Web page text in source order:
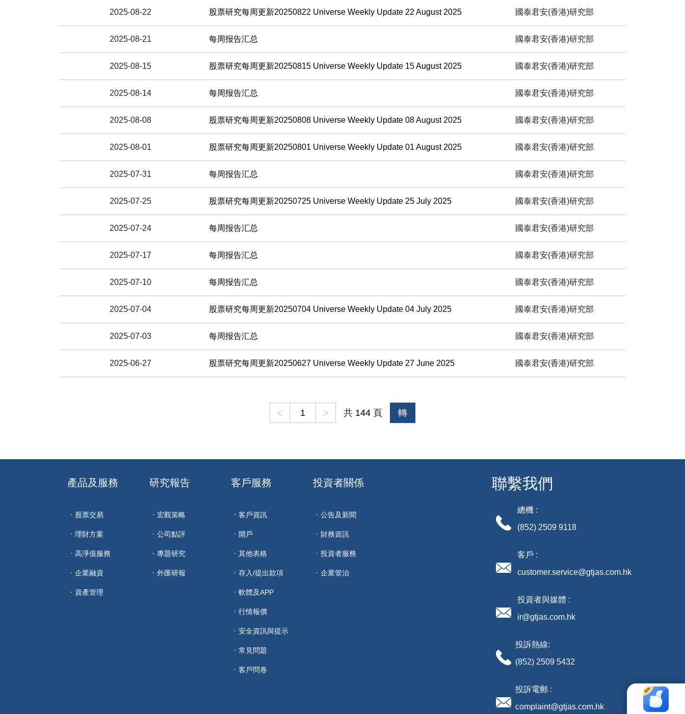
2025-08-22 股票研究每周更新20250822 Universe Weekly Update 22 August 2025 國泰君安(香港)研究部
2025-08-21 每周报告汇总 國泰君安(香港)研究部
2025-08-15 股票研究每周更新20250815 Universe Weekly Update 15 August 2025 國泰君安(香港)研究部
2025-08-14 每周报告汇总 國泰君安(香港)研究部
2025-08-08 股票研究每周更新20250808 Universe Weekly Update 08 August 2025 國泰君安(香港)研究部
2025-08-01 股票研究每周更新20250801 Universe Weekly Update 01 August 2025 國泰君安(香港)研究部
2025-07-31 每周报告汇总 國泰君安(香港)研究部
2025-07-25 股票研究每周更新20250725 Universe Weekly Update 25 July 2025 國泰君安(香港)研究部
2025-07-24 每周报告汇总 國泰君安(香港)研究部
2025-07-17 每周报告汇总 國泰君安(香港)研究部
2025-07-10 每周报告汇总 國泰君安(香港)研究部
2025-07-04 股票研究每周更新20250704 Universe Weekly Update 04 July 2025 國泰君安(香港)研究部
2025-07-03 每周报告汇总 國泰君安(香港)研究部
2025-06-27 股票研究每周更新20250627 Universe Weekly Update 27 June 2025 國泰君安(香港)研究部
< > 共 144 頁 轉
產品及服務
股票交易
理財方案
高淨值服務
企業融資
資產管理
研究報告
宏觀策略
公司點評
專題研究
外匯研報
客戶服務
客戶資訊
開戶
其他表格
存入/提出款項
軟體及APP
行情報價
安全資訊與提示
常見問題
客戶問卷
投資者關係
公告及新聞
財務資訊
投資者服務
企業管治
聯繫我們
總機 :
(852) 2509 9118
客戶 :
customer.service@gtjas.com.hk
投資者與媒體 :
ir@gtjas.com.hk
投訴熱線:
(852) 2509 5432
投訴電郵 :
complaint@gtjas.com.hk